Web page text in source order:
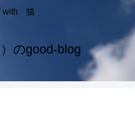
with 猫
のgood-blog